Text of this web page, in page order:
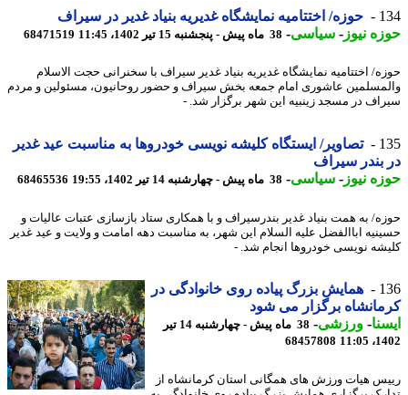
حوزه/ اختتامیه نمایشگاه غدیریه بنیاد غدیر در سیراف
نیوز-سیاسی-38 ماه پیش - پنجشنبه 15 تیر 1402، 11:45 68471519
اختتامیه نمایشگاه غدیریه بنیاد غدیر سیراف با سخنرانی حجت الاسلام
عاشوری امام جمعه بخش سیراف و حضور روحانیون، مسئولین و مردم
در مسجد زینبیه این شهر برگزار شد. -
تصاویر/ ایستگاه کلیشه نویسی خودروها به مناسبت عید غدیر
بندر سیراف
نیوز-سیاسی-38 ماه پیش - چهارشنبه 14 تیر 1402، 19:55 68465536
به همت بنیاد غدیر بندرسیراف و با همکاری ستاد بازسازی عتبات عالیات و
اباالفضل علیه السلام این شهر، به مناسبت دهه امامت و ولایت و عید غدیر
نویسی خودروها انجام شد. -
همایش بزرگ پیاده روی خانوادگی در
برگزار می شود
-ورزشی-
38 ماه پیش - چهارشنبه 14 تیر
68457808
هیات ورزش های همگانی استان کرمانشاه از